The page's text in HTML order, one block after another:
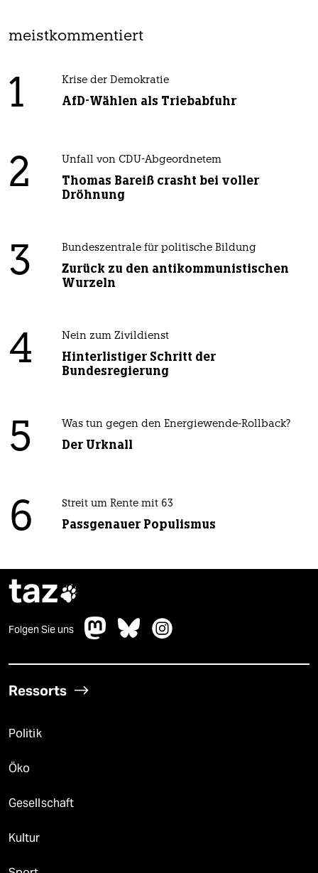
meistkommentiert
1 Krise der Demokratie
AfD-Wählen als Triebabfuhr
2 Unfall von CDU-Abgeordnetem
Thomas Bareiß crasht bei voller
Dröhnung
3 Bundeszentrale für politische Bildung
Zurück zu den antikommunistischen
Wurzeln
4 Nein zum Zivildienst
Hinterlistiger Schritt der
Bundesregierung
5 Was tun gegen den Energiewende-Rollback?
Der Urknall
6 Streit um Rente mit 63
Passgenauer Populismus
taz
Folgen Sie uns
Ressorts
Politik
Öko
Gesellschaft
Kultur